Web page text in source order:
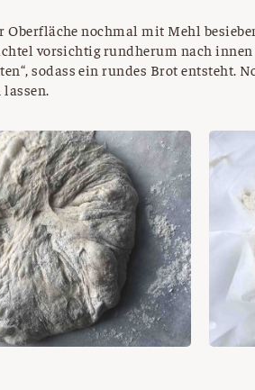
Oberfläche nochmal mit Mehl
vorsichtig rundherum nach innen
sodass ein rundes Brot entsteht.
lassen.